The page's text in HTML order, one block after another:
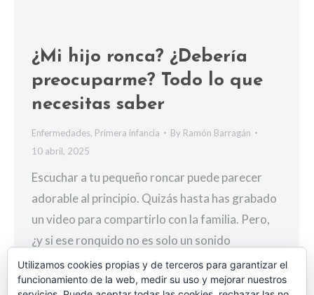
¿Mi hijo ronca? ¿Debería
preocuparme? Todo lo que
necesitas saber
Enfermedades, Primera infancia By Ramón Barragán
10 abril, 2025
Escuchar a tu pequeño roncar puede parecer
adorable al principio. Quizás hasta has grabado
un video para compartirlo con la familia. Pero,
¿y si ese ronquido no es solo un sonido
gracioso? Como pediatra, te invito a descubrir
por qué los ronquidos frecuentes en los niños
Utilizamos cookies propias y de terceros para garantizar el
funcionamiento de la web, medir su uso y mejorar nuestros